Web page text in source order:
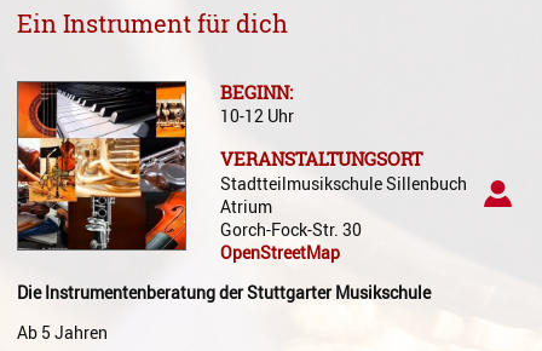
Feldenkrais
Instrumentenkarussell
Komposition
Musikproduktion, DJing und
Recording
Musiktheater - Stage
Coaching
Ein Instrument für dich
BEGINN:
10-12 Uhr
VERANSTALTUNGSORT
Stadtteilmusikschule Sillenbuch
Atrium
Gorch-Fock-Str. 30
OpenStreetMap
Die Instrumentenberatung der Stuttgarter Musikschule
Ab 5 Jahren